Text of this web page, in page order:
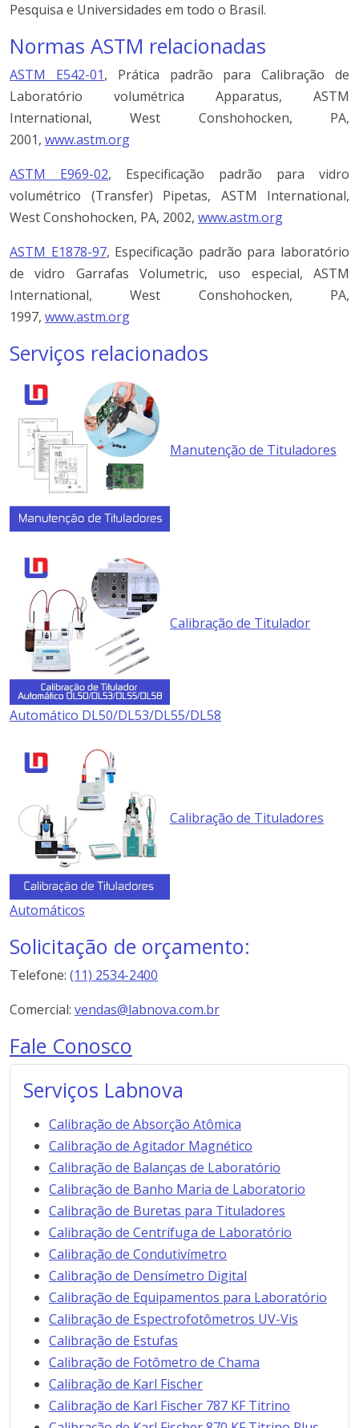
Pesquisa e Universidades em todo o Brasil.
Normas ASTM relacionadas
ASTM E542-01, Prática padrão para Calibração de
Laboratório volumétrica Apparatus, ASTM
International, West Conshohocken, PA,
2001, www.astm.org
ASTM E969-02, Especificação padrão para vidro
volumétrico (Transfer) Pipetas, ASTM International,
West Conshohocken, PA, 2002, www.astm.org
ASTM E1878-97, Especificação padrão para laboratório
de vidro Garrafas Volumetric, uso especial, ASTM
International, West Conshohocken, PA,
1997, www.astm.org
Serviços relacionados
Manutenção de Tituladores
Calibração de Titulador
Automático DL50/DL53/DL55/DL58
Calibração de Tituladores
Automáticos
Solicitação de orçamento:
Telefone: (11) 2534-2400
Comercial: vendas@labnova.com.br
Fale Conosco
Serviços Labnova
Calibração de Absorção Atômica
Calibração de Agitador Magnético
Calibração de Balanças de Laboratório
Calibração de Banho Maria de Laboratorio
Calibração de Buretas para Tituladores
Calibração de Centrífuga de Laboratório
Calibração de Condutivímetro
Calibração de Densímetro Digital
Calibração de Equipamentos para Laboratório
Calibração de Espectrofotômetros UV-Vis
Calibração de Estufas
Calibração de Fotômetro de Chama
Calibração de Karl Fischer
Calibração de Karl Fischer 787 KF Titrino